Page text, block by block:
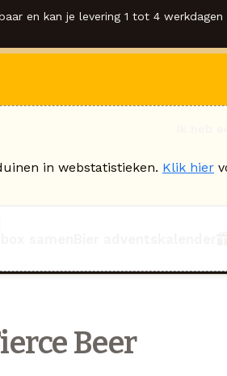
en kan je levering 1 tot 4
samen
Beer
in webstatistieken. Klik hier